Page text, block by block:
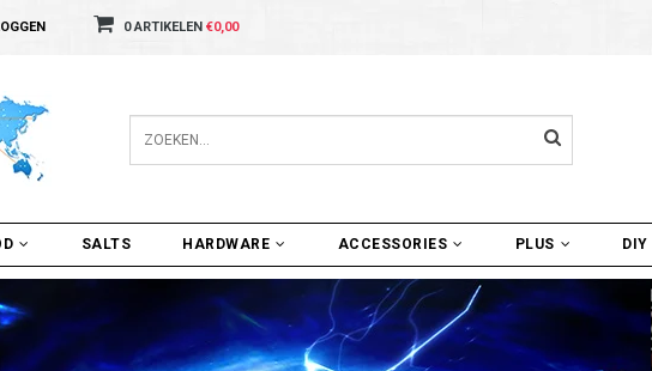
0 ARTIKELEN €0,00
SALTS HARDWARE ACCESSORIES PLUS DIY